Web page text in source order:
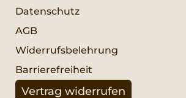
Datenschutz
AGB
Widerrufsbelehrung
Barrierefreiheit
Vertrag widerrufen